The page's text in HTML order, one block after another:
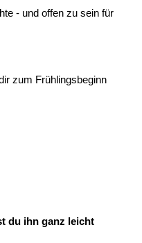
- und offen zu sein für
zum Frühlingsbeginn
du ihn ganz leicht